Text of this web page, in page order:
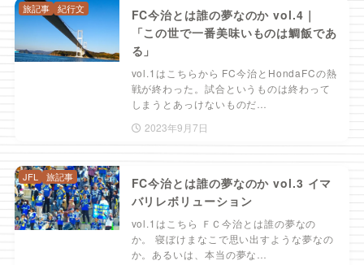
FC今治とは誰の夢なのか vol.4｜
「この世で一番美味いものは鯛飯であ
る」
vol.1はこちらから FC今治とHondaFCの熱
戦が終わった。試合というものは終わって
しまうとあっけないものだ…
2023年9月7日
旅記事 紀行文
FC今治とは誰の夢なのか vol.3 イマ
バリレボリューション
vol.1はこちら ＦＣ今治とは誰の夢なの
か。 寝ぼけまなこで思い出すような夢なの
か。あるいは、本当の夢な…
JFL 旅記事